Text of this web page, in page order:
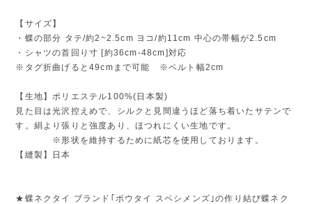
【サイズ】
・蝶の部分 タテ/約2~2.5cm ヨコ/約11cm 中心の帯幅が2.5cm
・シャツの首回り寸 [約36cm-48cm]対応
※タグ折曲げると49cmまで可能 ※ベルト幅2cm
【生地】ポリエステル100%(日本製)
見た目は光沢控えめで、シルクと見間違うほど落ち着いたサテンで
す。絹より張りと強度あり、ほつれにくい生地です。
※形状を維持するために紙芯を使用しております。
【縫製】日本
★蝶ネクタイ ブランド｢ボウタイ スペシメンズ｣の作り結び蝶ネク